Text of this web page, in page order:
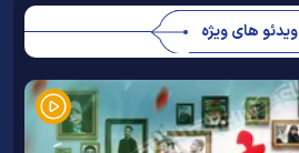
ویدئو های ویژه